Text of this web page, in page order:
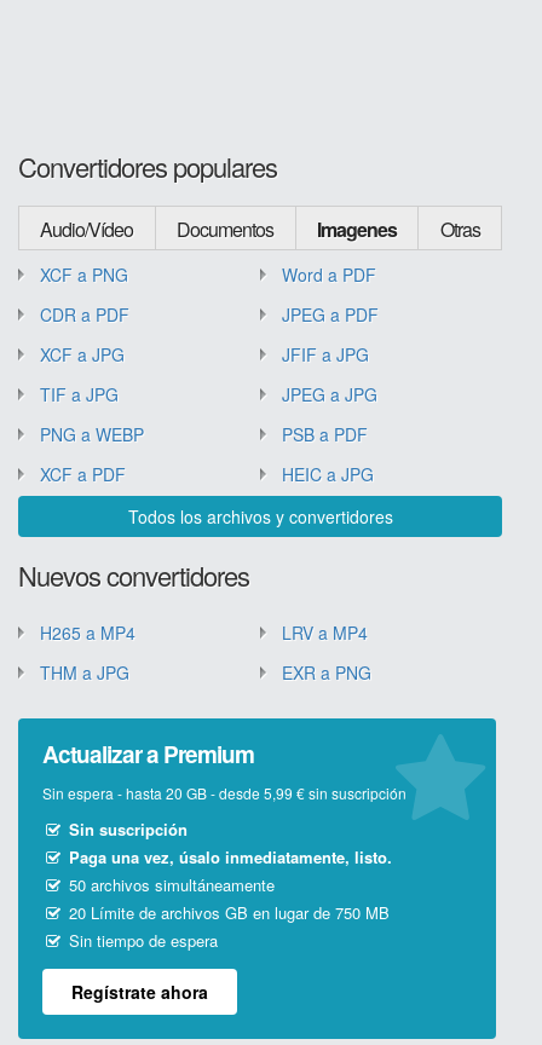
Convertidores populares
Audio/Vídeo Documentos Imagenes Otras
XCF a PNG
Word a PDF
CDR a PDF
JPEG a PDF
XCF a JPG
JFIF a JPG
TIF a JPG
JPEG a JPG
PNG a WEBP
PSB a PDF
XCF a PDF
HEIC a JPG
Todos los archivos y convertidores
Nuevos convertidores
H265 a MP4
LRV a MP4
THM a JPG
EXR a PNG
Actualizar a Premium
Sin espera - hasta 20 GB - desde 5,99 € sin suscripción
Sin suscripción
Paga una vez, úsalo inmediatamente, listo.
50 archivos simultáneamente
20 Límite de archivos GB en lugar de 750 MB
Sin tiempo de espera
Regístrate ahora